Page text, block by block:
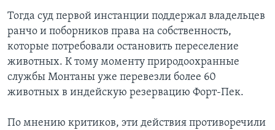
Тогда суд первой инстанции поддержал владельцев
ранчо и поборников права на собственность,
которые потребовали остановить переселение
животных. К тому моменту природоохранные
службы Монтаны уже перевезли более 60
животных в индейскую резервацию Форт-Пек.
По мнению критиков, эти действия противоречили